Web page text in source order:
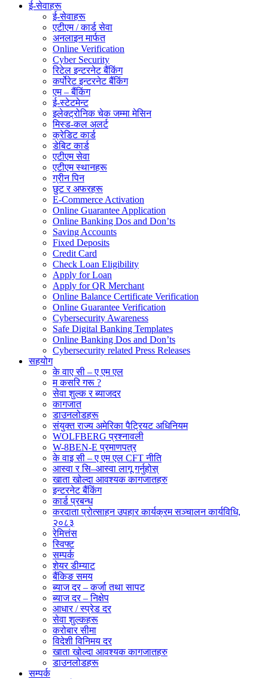
ई-सेवाहरू
ई-सेवाहरू
एटीएम / कार्ड सेवा
अनलाइन मार्फत
Online Verification
Cyber Security
रिटेल इन्टरनेट बैंकिंग
कर्पोरेट इन्टरनेट बैंकिंग
एम – बैंकिंग
ई-स्टेटमेन्ट
इलेक्ट्रोनिक चेक जम्मा मेसिन
मिस्ड-कल अलर्ट
क्रेडिट कार्ड
डेबिट कार्ड
एटीएम सेवा
एटीएम स्थानहरू
ग्रीन पिन
छुट र अफरहरू
E-Commerce Activation
Online Guarantee Application
Online Banking Dos and Don’ts
Saving Accounts
Fixed Deposits
Credit Card
Check Loan Eligibility
Apply for Loan
Apply for QR Merchant
Online Balance Certificate Verification
Online Guarantee Verification
Cybersecurity Awareness
Safe Digital Banking Templates
Online Banking Dos and Don’ts
Cybersecurity related Press Releases
सहयोग
के वाए सी – ए एम एल
म कसरि गरू ?
सेवा शुल्क र ब्याजदर
कागजात
डाउनलोडहरू
संयुक्त राज्य अमेरिका पैट्रियट अधिनियम
WOLFBERG प्रश्नावली
W-8BEN-E प्रमाणपत्र
के वाइ सी – ए एम एल CFT नीति
आस्वा र सि–आस्वा लागू गर्नुहोस्
खाता खोल्दा आवश्यक कागजातहरु
इन्टरनेट बैंकिंग
कार्ड प्रबन्ध
करदाता प्रोत्साहन उपहार कार्यक्रम सञ्चालन कार्यविधि,
२०८३
रेमित्तंस
स्विफ्ट
सम्पर्क
शेयर डीम्याट
बैंकिङ समय
ब्याज दर – कर्जा तथा सापट
ब्याज दर – निक्षेप
आधार / स्प्रेड दर
सेवा शुल्कहरू
करोबार सीमा
विदेशी विनिमय दर
खाता खोल्दा आवश्यक कागजातहरु
डाउनलोडहरू
सम्पर्क